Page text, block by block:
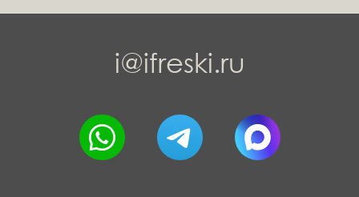
i@ifreski.ru